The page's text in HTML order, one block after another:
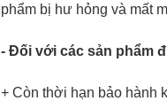
phẩm bị hư hỏng và mất
- Đối với các sản phẩm
+ Còn thời hạn bảo hành